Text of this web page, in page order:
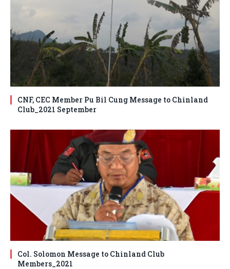
CNF, CEC Member Pu Bil Cung Message to Chinland
Club_2021 September
Col. Solomon Message to Chinland Club
Members_2021